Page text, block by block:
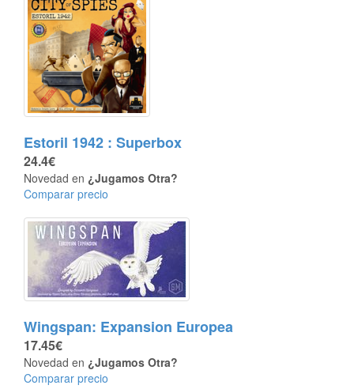
Estoril 1942 : Superbox
24.4€
Novedad en ¿Jugamos Otra?
Comparar precio
Wingspan: Expansion Europea
17.45€
Novedad en ¿Jugamos Otra?
Comparar precio